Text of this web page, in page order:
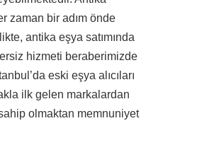
zaman bir adım önde
antika eşya satımında
hizmeti beraberimizde
eski eşya alıcıları
ilk gelen markalardan
olmaktan memnuniyet